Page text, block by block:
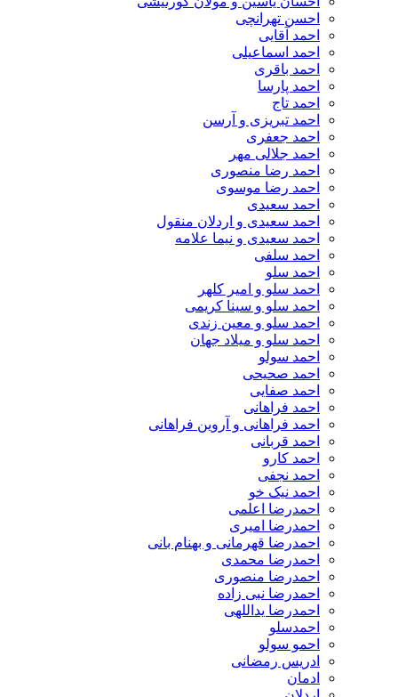
احسن تهرانچی
احمد آقایی
احمد اسماعیلی
احمد باقری
احمد پارسا
احمد تاج
احمد تبریزی و آرسن
احمد جعفری
احمد جلالی مهر
احمد رضا منصوری
احمد رضا موسوی
احمد سعیدی
احمد سعیدی و اردلان منقول
احمد سعیدی و نیما علامه
احمد سلفی
احمد سلو
احمد سلو و امیر کلهر
احمد سلو و سینا کریمی
احمد سلو و معین زندی
احمد سلو و میلاد جهان
احمد سولو
احمد صحیحی
احمد صفایی
احمد فراهانی
احمد فراهانی و آروین فراهانی
احمد قربانی
احمد کارو
احمد نجفی
احمد نیک خو
احمدرضا اعلمی
احمدرضا امیری
احمدرضا قهرمانی و بهنام بانی
احمدرضا محمدی
احمدرضا منصوری
احمدرضا نبی زاده
احمدرضا یداللهی
احمدسلو
احمو سولو
ادریس رمضانی
ادمان